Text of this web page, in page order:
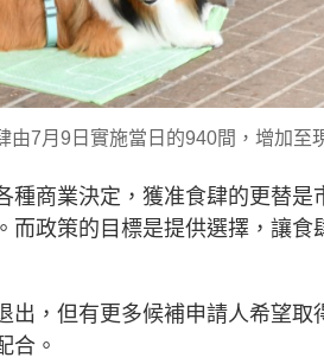
由7月9日實施當日的940間，增加至
種商業決定，獲准食肆的更替
而政策的目標是提供選擇，讓
出，但有更多候補申請人希望
合。